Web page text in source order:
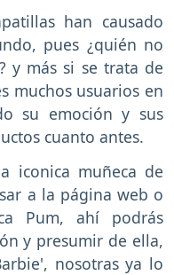
han causado
pues ¿quién no
y más si se trata de
muchos usuarios en
su emoción y sus
cuanto antes.
iconica muñeca de
a la página web o
Pum, ahí podrás
y presumir de ella,
nosotras ya lo